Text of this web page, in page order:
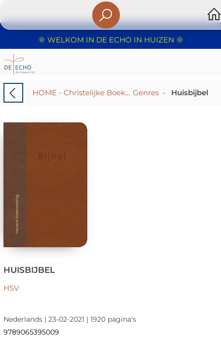
🌞 WELKOM IN DE ECHO IN HUIZEN 🌞
HOME - Christelijke Boekhandel De Echo – Huizen | Boeken & Cadeaus Genres- Huisbijbel
HUISBIJBEL
HSV
Nederlands | 23-02-2021 | 1920 pagina's
9789065395009